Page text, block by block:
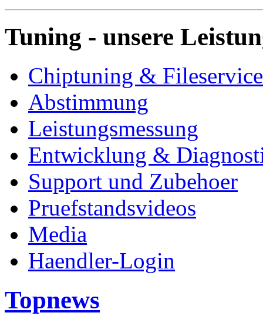
Tuning - unsere
Chiptuning & Fileservice
Abstimmung
Leistungsmessung
Entwicklung &
Support und Zubehoer
Pruefstandsvideos
Media
Haendler-Login
Topnews